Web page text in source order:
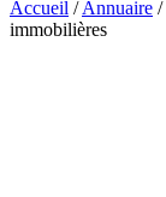
Accueil / Annuaire /
immobilières